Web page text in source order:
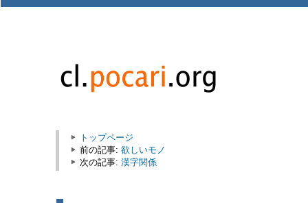
トップページ
前の記事: 欲しいモノ
次の記事: 漢字関係